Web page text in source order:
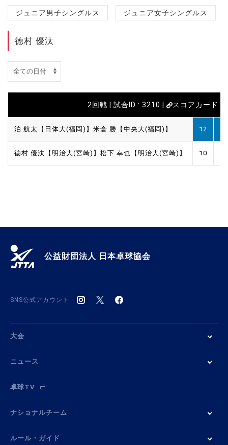
ジュニア男子シングルス ジュニア女子シングルス
德村 優汰
2回戦 | 試合ID : 3210 | スコアカード
泊 航太【日体大(福岡)】 米倉 勝【中央大(福岡)】 12
德村 優汰【明治大(宮崎)】 松下 幸也【明治大(宮崎)】 10
公益財団法人 日本卓球協会
SNS公式アカウント
大会
ニュース
卓球TV
ナショナルチーム
ルール・ガイド